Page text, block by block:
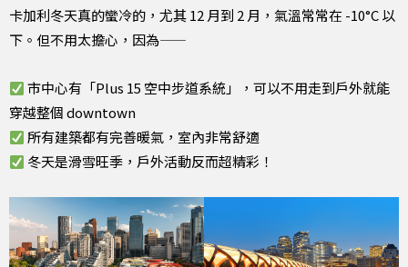
卡加利冬天真的蠻冷的，尤其 12 月到 2 月，氣溫常常在 -10°C 以
下。但不用太擔心，因為——
市中心有「Plus 15 空中步道系統」，可以不用走到戶外就能
穿越整個 downtown
所有建築都有完善暖氣，室內非常舒適
冬天是滑雪旺季，戶外活動反而超精彩！